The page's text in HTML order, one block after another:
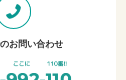
お問い合わせ